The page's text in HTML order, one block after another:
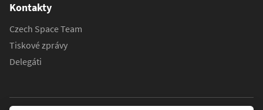
Kontakty
Czech Space Team
Tiskové zprávy
Delegáti